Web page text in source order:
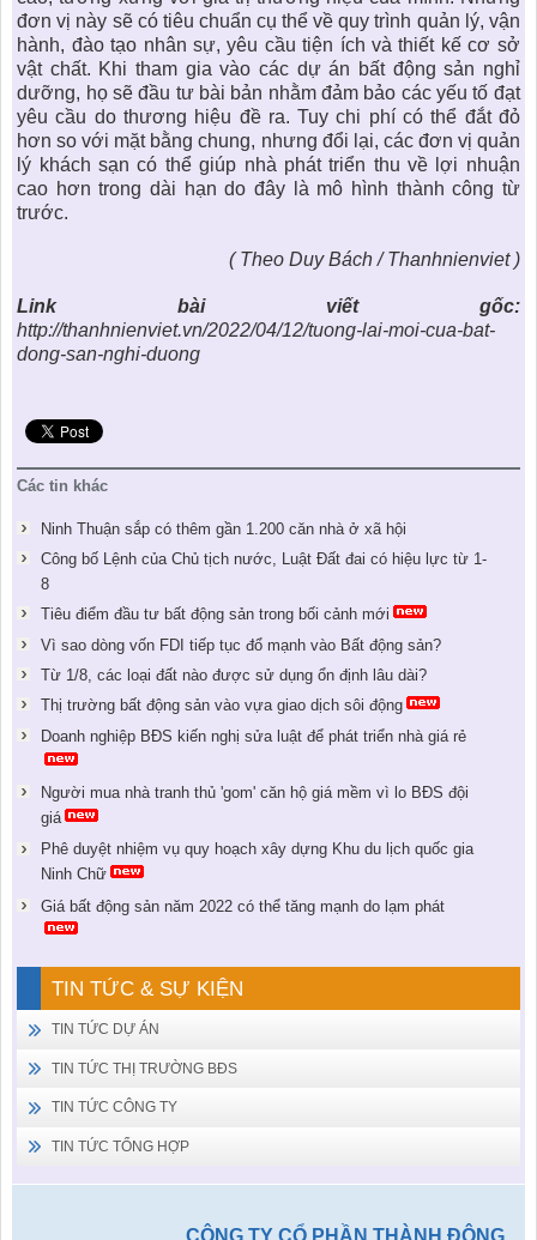
đơn vị này sẽ có tiêu chuẩn cụ thể về quy trình quản lý, vận
hành, đào tạo nhân sự, yêu cầu tiện ích và thiết kế cơ sở
vật chất. Khi tham gia vào các dự án bất động sản nghỉ
dưỡng, họ sẽ đầu tư bài bản nhằm đảm bảo các yếu tố đạt
yêu cầu do thương hiệu đề ra. Tuy chi phí có thể đắt đỏ
hơn so với mặt bằng chung, nhưng đổi lại, các đơn vị quản
lý khách sạn có thể giúp nhà phát triển thu về lợi nhuận
cao hơn trong dài hạn do đây là mô hình thành công từ
trước.
( Theo Duy Bách / Thanhnienviet )
Link bài viết gốc:
http://thanhnienviet.vn/2022/04/12/tuong-lai-moi-cua-bat-
dong-san-nghi-duong
Các tin khác
Ninh Thuận sắp có thêm gần 1.200 căn nhà ở xã hội
Công bố Lệnh của Chủ tịch nước, Luật Đất đai có hiệu lực từ 1-
8
Tiêu điểm đầu tư bất động sản trong bối cảnh mới
Vì sao dòng vốn FDI tiếp tục đổ mạnh vào Bất động sản?
Từ 1/8, các loại đất nào được sử dụng ổn định lâu dài?
Thị trường bất động sản vào vựa giao dịch sôi động
Doanh nghiệp BĐS kiến nghị sửa luật để phát triển nhà giá rẻ
Người mua nhà tranh thủ 'gom' căn hộ giá mềm vì lo BĐS đội
giá
Phê duyệt nhiệm vụ quy hoạch xây dựng Khu du lịch quốc gia
Ninh Chữ
Giá bất động sản năm 2022 có thể tăng mạnh do lạm phát
TIN TỨC & SỰ KIỆN
TIN TỨC DỰ ÁN
TIN TỨC THỊ TRƯỜNG BĐS
TIN TỨC CÔNG TY
TIN TỨC TỔNG HỢP
CÔNG TY CỔ PHẦN THÀNH ĐÔNG